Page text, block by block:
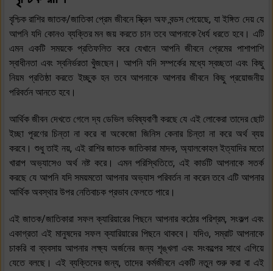
বৃশ্চিক রাশির জাতক/জাতিকা প্রেম জীবনে স্ক্রিন অফ বন্ডস পেয়েছে, যা ইঙ্গিত দেয় যে
আপনি যদি কোনও ব্যক্তির মন জয় করতে চান তবে আপনাকে ধৈর্য ধরতে হবে। এটি
এমন একটি সময়কে প্রতিফলিত করে যেখানে আপনি জীবনে প্রেমের পাশাপাশি
স্বাধীনতা এবং স্বনির্ভরতা খুঁজছেন। আপনি যদি সম্পর্কের মধ্যে স্বচ্ছতা এবং কিছু
নিয়ম প্রতিষ্ঠা করতে ইচ্ছুক হন তবে আপনাকে আপনার জীবনে কিছু প্রয়োজনীয়
পরিবর্তন আনতে হবে।
আর্থিক জীবন দেখতে গেলে দ্য ডেভিল ভবিষ্যবাণী করছে যে এই লোকেরা তাদের ছোট
ইচ্ছা পূরণের চিন্তা না করে বা অকেজো জিনিস কেনার চিন্তা না করে অর্থ ব্যয়
করবে। শুধু তাই নয়, এই রাশির জাতক জাতিকারা মাদক, অ্যালকোহল ইত্যাদির মতো
খারাপ অভ্যাসেও অর্থ নষ্ট করে। এমন পরিস্থিতিতে, এই কার্ডটি আপনাকে সতর্ক
করছে যে আপনি যদি সময়মতো আপনার অভ্যাস পরিবর্তন না করেন তবে এটি আপনার
আর্থিক অবস্থার উপর নেতিবাচক প্রভাব ফেলতে পারে।
এই জাতক/জাতিকারা সফল ক্যারিয়ারের পিছনে আপনার কঠোর পরিশ্রম, সংকল্প এবং
একাগ্রতা এই মানুষদের সফল ক্যারিয়ারের পিছনে থাকবে। যদিও, সম্রাট আপনাকে
চাকরি বা ব্যবসায় আপনার লক্ষ্য অর্জনের জন্য শৃঙ্খলা এবং সংকল্পের সাথে এগিয়ে
যেতে বলছে। এই ব্যক্তিদের জন্য, তাদের কর্মজীবনে একটি নতুন শুরু করা বা এই